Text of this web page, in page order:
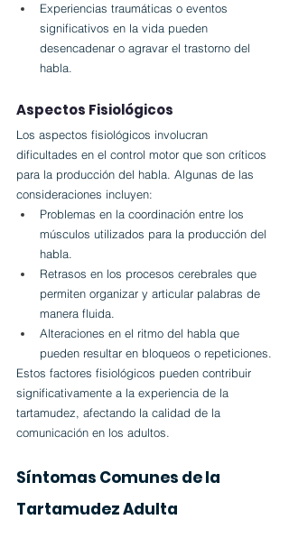
Experiencias traumáticas o eventos
significativos en la vida pueden
desencadenar o agravar el trastorno del
habla.
Aspectos Fisiológicos
Los aspectos fisiológicos involucran
dificultades en el control motor que son críticos
para la producción del habla. Algunas de las
consideraciones incluyen:
Problemas en la coordinación entre los
músculos utilizados para la producción del
habla.
Retrasos en los procesos cerebrales que
permiten organizar y articular palabras de
manera fluida.
Alteraciones en el ritmo del habla que
pueden resultar en bloqueos o repeticiones.
Estos factores fisiológicos pueden contribuir
significativamente a la experiencia de la
tartamudez, afectando la calidad de la
comunicación en los adultos.
Síntomas Comunes de la
Tartamudez Adulta